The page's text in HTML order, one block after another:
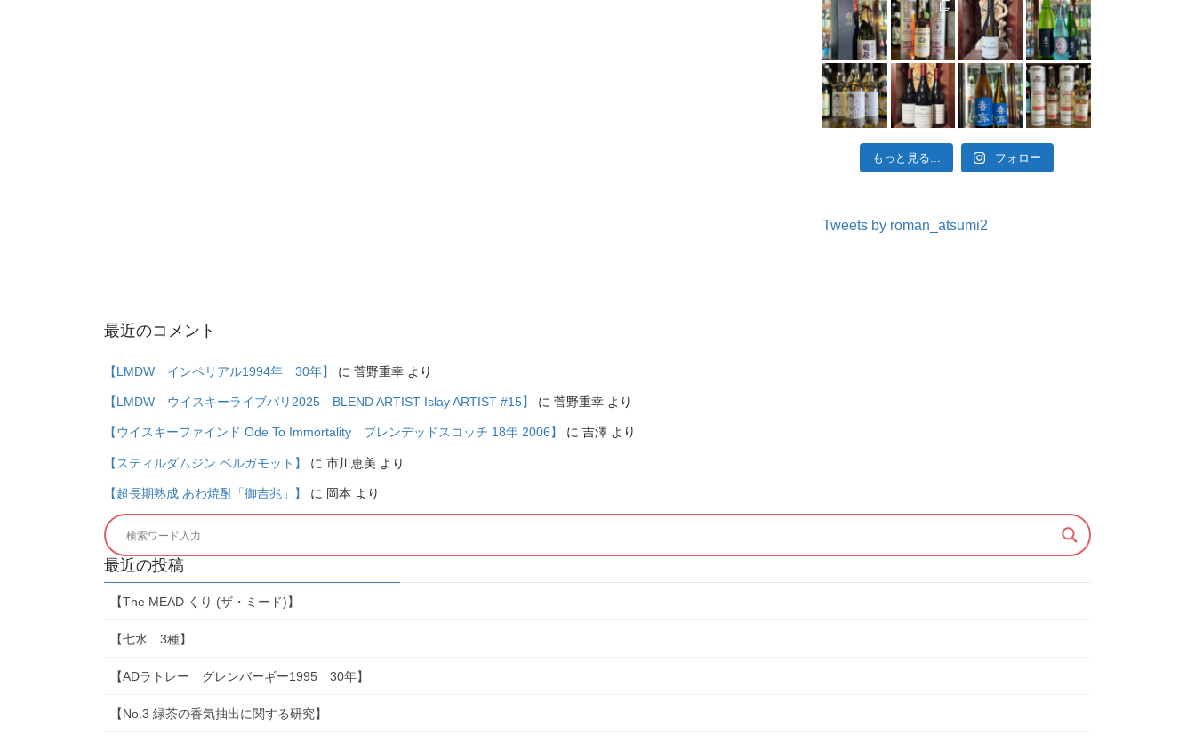
もっと見る... フォロー
Tweets by roman_atsumi2
最近のコメント
【LMDW インペリアル1994年 30年】 に 菅野重幸 より
【LMDW ウイスキーライブパリ2025 BLEND ARTIST Islay ARTIST #15】 に 菅野重幸 より
【ウイスキーファインド Ode To Immortality ブレンデッドスコッチ 18年 2006】 に 吉澤 より
【スティルダムジン ベルガモット】 に 市川恵美 より
【超長期熟成 あわ焼酎「御吉兆」】 に 岡本 より
最近の投稿
【The MEAD くり (ザ・ミード)】
【七水 3種】
【ADラトレー グレンバーギー1995 30年】
【No.3 緑茶の香気抽出に関する研究】